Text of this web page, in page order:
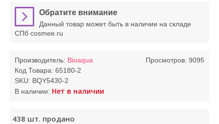
Обратите внимание
Данный товар может быть в наличии на складе
СПб cosmee.ru
Просмотров: 9095
Производитель: Bioaqua
Код Товара: 65180-2
SKU: BQY5430-2
В наличии: Нет в наличии
438 шт. продано